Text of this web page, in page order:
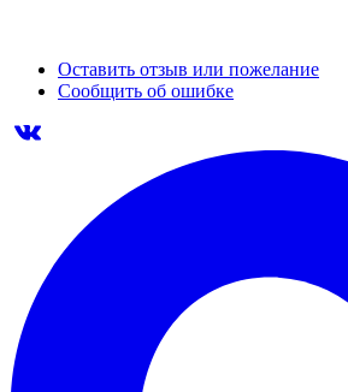
Оставить отзыв или пожелание
Сообщить об ошибке